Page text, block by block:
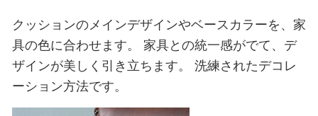
クッションのメインデザインやベースカラーを、家
具の色に合わせます。
家具との統一感がでて、デ
ザインが美しく引き立ちます。
洗練されたデコレ
ーション方法です。